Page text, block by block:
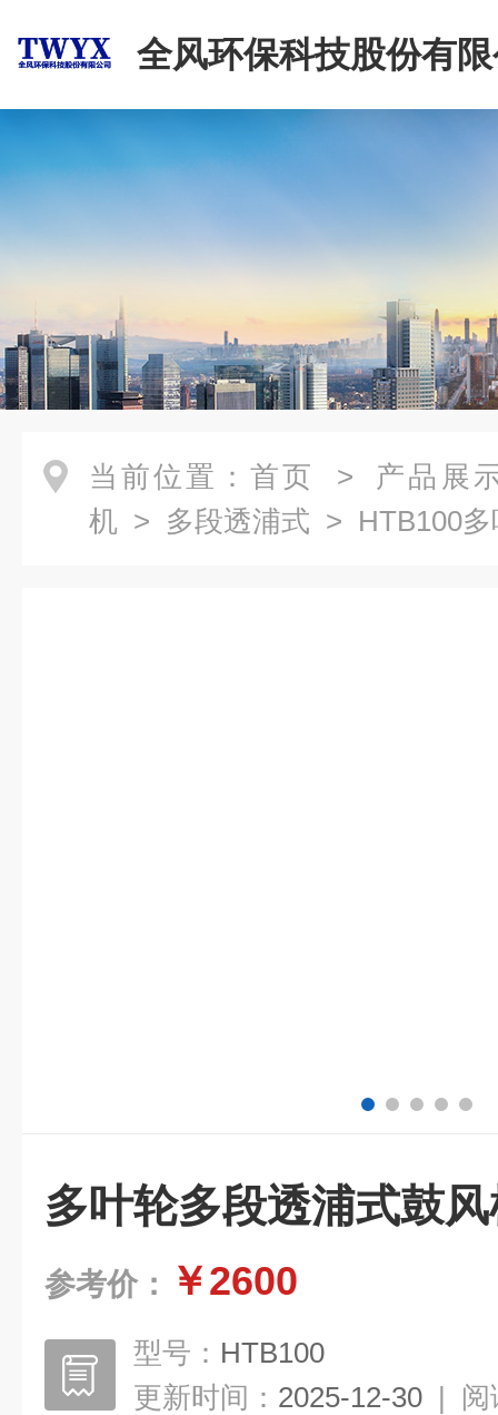
全风环保科技股份有
当前位置： 首页 > 产品展
机 > 多段透浦式 > HTB100多
多叶轮多段透浦式鼓
参考价： ￥2600
型号： HTB100
更新时间： 2025-12-30 | 阅